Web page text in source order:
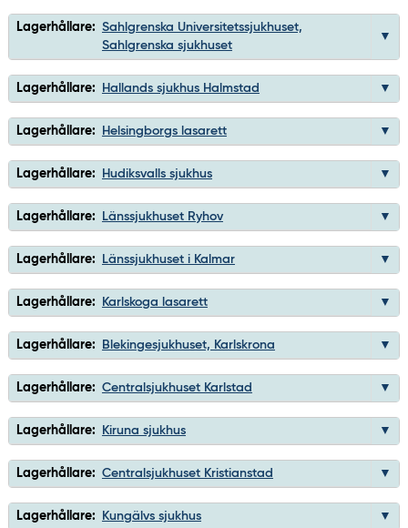
Lagerhållare: Sahlgrenska Universitetssjukhuset,
Sahlgrenska sjukhuset
Lagerhållare: Hallands sjukhus Halmstad
Lagerhållare: Helsingborgs lasarett
Lagerhållare: Hudiksvalls sjukhus
Lagerhållare: Länssjukhuset Ryhov
Lagerhållare: Länssjukhuset i Kalmar
Lagerhållare: Karlskoga lasarett
Lagerhållare: Blekingesjukhuset, Karlskrona
Lagerhållare: Centralsjukhuset Karlstad
Lagerhållare: Kiruna sjukhus
Lagerhållare: Centralsjukhuset Kristianstad
Lagerhållare: Kungälvs sjukhus